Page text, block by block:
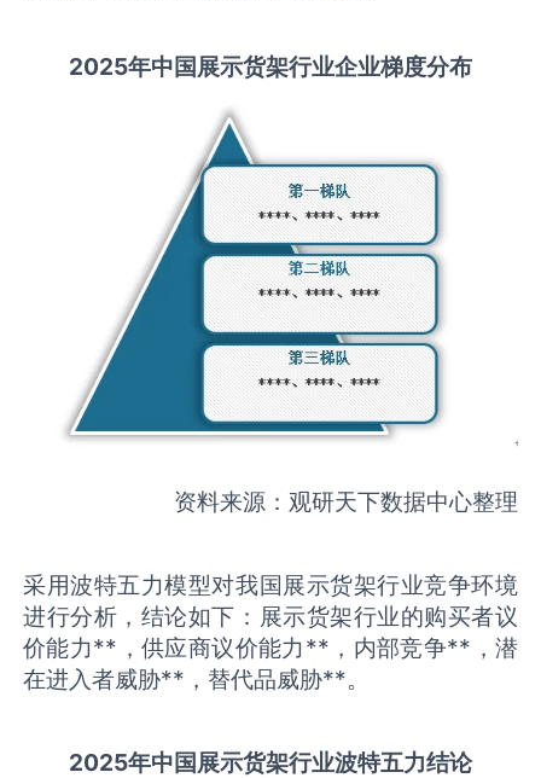
2025年中国展示货架行业企业梯度分布
资料来源：观研天下数据中心整理
采用波特五力模型对我国展示货架行业竞争环境
进行分析，结论如下：展示货架行业的购买者议
价能力**，供应商议价能力**，内部竞争**，潜
在进入者威胁**，替代品威胁**。
2025年中国展示货架行业波特五力结论